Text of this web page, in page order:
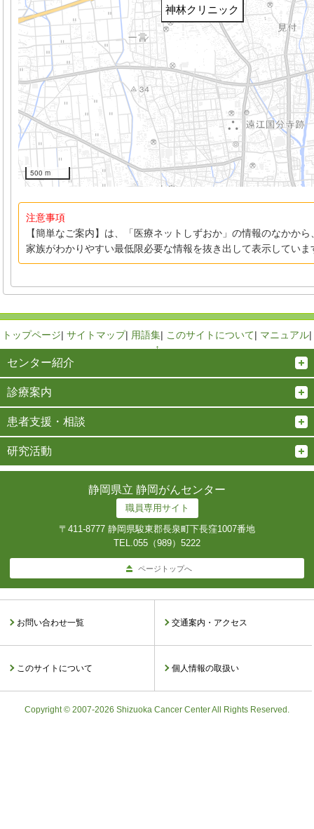
神林クリニック
500 m
注意事項
【簡単なご案内】は、「医療ネットしずおか」の情報のなかか
家族がわかりやすい最低限必要な情報を抜き出して表示していま
トップページ| サイトマップ| 用語集| このサイトについて| マニュアル|
↑
センター紹介
診療案内
患者支援・相談
研究活動
静岡県立 静岡がんセンター
職員専用サイト
〒411-8777 静岡県駿東郡長泉町下長窪1007番地
TEL.055（989）5222
ページトップへ
お問い合わせ一覧 交通案内・アクセス
このサイトについて 個人情報の取扱い
Copyright © 2007-2026 Shizuoka Cancer Center All Rights Reserved.